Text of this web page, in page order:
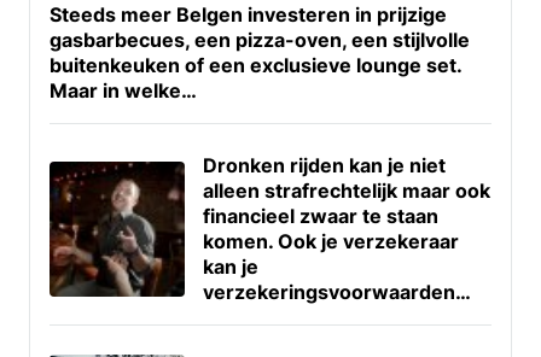
Steeds meer Belgen investeren in prijzige
gasbarbecues, een pizza-oven, een stijlvolle
buitenkeuken of een exclusieve lounge set.
Maar in welke…
Dronken rijden kan je niet
alleen strafrechtelijk maar ook
financieel zwaar te staan
komen. Ook je verzekeraar
kan je
verzekeringsvoorwaarden…